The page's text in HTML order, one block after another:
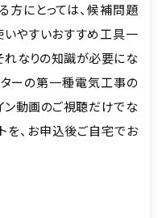
方にとっては、候補問題
やすいおすすめ工具一
れなりの知識が必要にな
ターの第一種電気工事の
ン動画のご視聴だけでな
を、お申込後ご自宅でお